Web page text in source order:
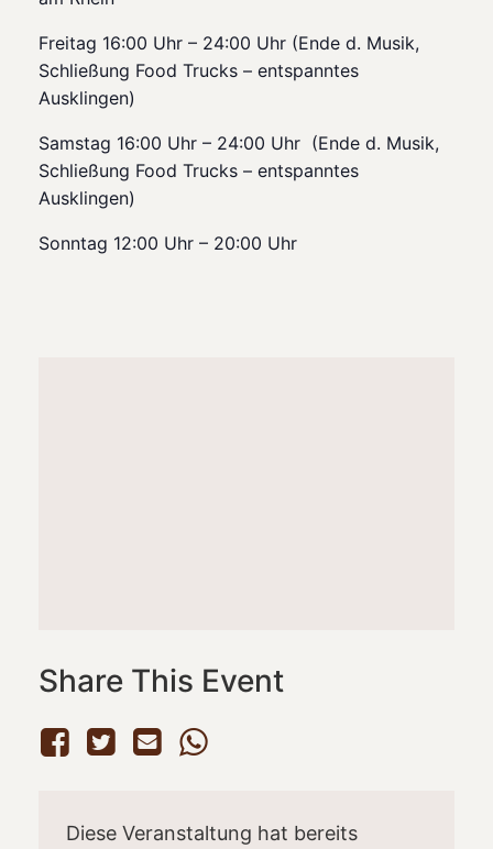
Freitag 16:00 Uhr – 24:00 Uhr (Ende d. Musik,
Schließung Food Trucks – entspanntes
Ausklingen)
Samstag 16:00 Uhr – 24:00 Uhr (Ende d. Musik,
Schließung Food Trucks – entspanntes
Ausklingen)
Sonntag 12:00 Uhr – 20:00 Uhr
Share This Event
Diese Veranstaltung hat bereits